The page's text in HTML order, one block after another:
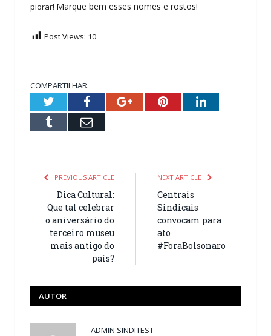
piorar! Marque bem esses nomes e rostos!
Post Views: 10
COMPARTILHAR.
TwitterFacebookGoogle+PinterestLinkedIn
Tumblr Email
PREVIOUS ARTICLE
Dica Cultural:
Que tal celebrar
o aniversário do
terceiro museu
mais antigo do
país?
NEXT ARTICLE
Centrais
Sindicais
convocam para
ato
#ForaBolsonaro
AUTOR
ADMIN SINDITEST